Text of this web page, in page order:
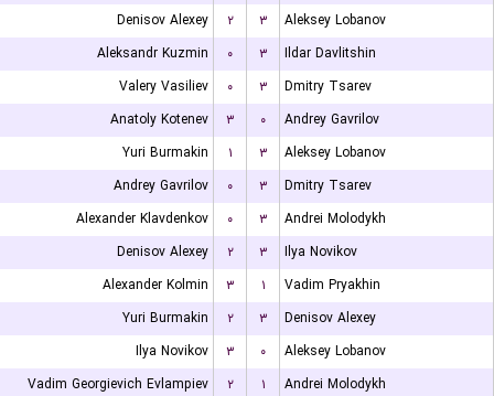
Denisov Alexey
۲ ۳
Aleksey Lobanov
Aleksandr Kuzmin
۰ ۳
Ildar Davlitshin
Valery Vasiliev
۰ ۳
Dmitry Tsarev
Anatoly Kotenev
۳ ۰
Andrey Gavrilov
Yuri Burmakin
۱ ۳
Aleksey Lobanov
Andrey Gavrilov
۰ ۳
Dmitry Tsarev
Alexander Klavdenkov
۰ ۳
Andrei Molodykh
Denisov Alexey
۲ ۳
Ilya Novikov
Alexander Kolmin
۳ ۱
Vadim Pryakhin
Yuri Burmakin
۲ ۳
Denisov Alexey
Ilya Novikov
۳ ۰
Aleksey Lobanov
Vadim Georgievich Evlampiev
۲ ۱
Andrei Molodykh